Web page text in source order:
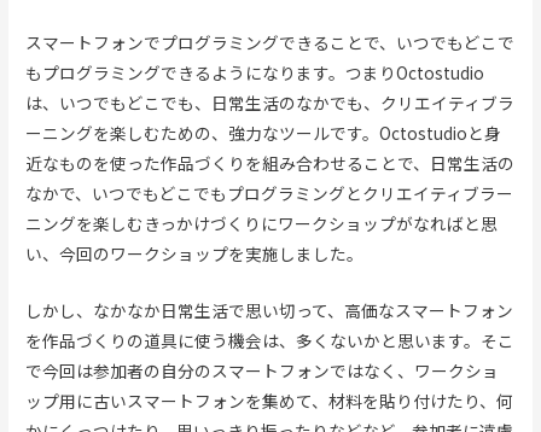
スマートフォンでプログラミングできることで、いつでもどこで
もプログラミングできるようになります。つまりOctostudio
は、いつでもどこでも、日常生活のなかでも、クリエイティブラ
ーニングを楽しむための、強力なツールです。Octostudioと身
近なものを使った作品づくりを組み合わせることで、日常生活の
なかで、いつでもどこでもプログラミングとクリエイティブラー
ニングを楽しむきっかけづくりにワークショップがなればと思
い、今回のワークショップを実施しました。
しかし、なかなか日常生活で思い切って、高価なスマートフォン
を作品づくりの道具に使う機会は、多くないかと思います。そこ
で今回は参加者の自分のスマートフォンではなく、ワークショ
ップ用に古いスマートフォンを集めて、材料を貼り付けたり、何